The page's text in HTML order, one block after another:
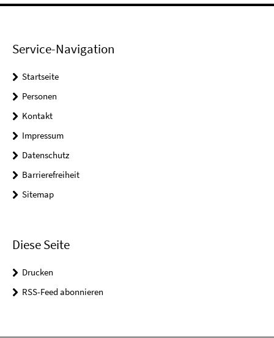
Service-Navigation
Startseite
Personen
Kontakt
Impressum
Datenschutz
Barrierefreiheit
Sitemap
Diese Seite
Drucken
RSS-Feed abonnieren